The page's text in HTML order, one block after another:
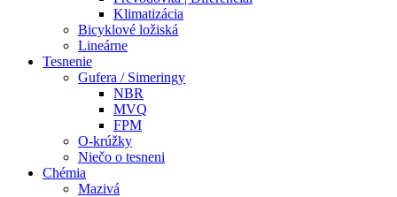
Klimatizácia
Bicyklové ložiská
Lineárne
Tesnenie
Gufera / Simeringy
NBR
MVQ
FPM
O-krúžky
Niečo o tesneni
Chémia
Mazivá